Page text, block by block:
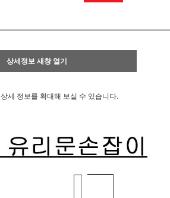
상세정보 새창 열기
상세 정보를 확대해 보실 수 있습니다.